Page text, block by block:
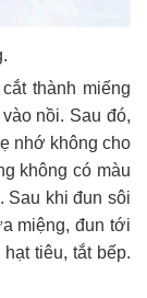
thành miếng
nồi. Sau đó,
nhớ không cho
không có màu
Sau khi đun sôi
miệng, đun tới
tiêu, tắt bếp.